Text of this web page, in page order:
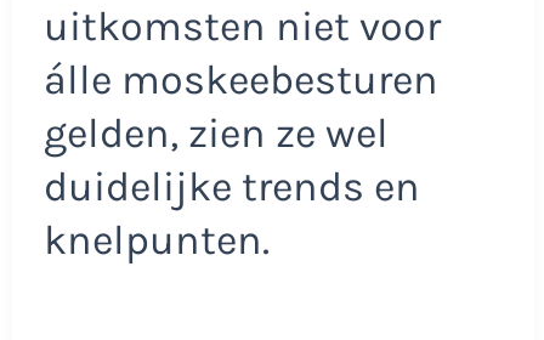
uitkomsten niet voor
álle moskeebesturen
gelden, zien ze wel
duidelijke trends en
knelpunten.